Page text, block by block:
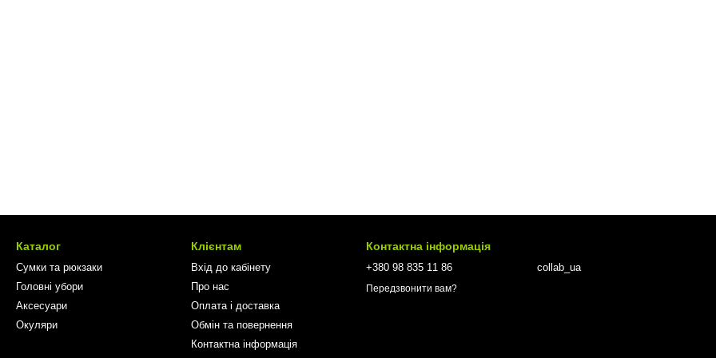
Каталог
Сумки та рюкзаки
Головні убори
Аксесуари
Окуляри
Клієнтам
Вхід до кабінету
Про нас
Оплата і доставка
Обмін та повернення
Контактна інформація
Контактна інформація
+380 98 835 11 86
Передзвонити вам?
collab_ua